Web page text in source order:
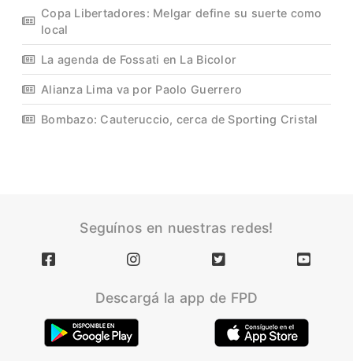
Copa Libertadores: Melgar define su suerte como
local
La agenda de Fossati en La Bicolor
Alianza Lima va por Paolo Guerrero
Bombazo: Cauteruccio, cerca de Sporting Cristal
Seguínos en nuestras redes!
Descargá la app de FPD